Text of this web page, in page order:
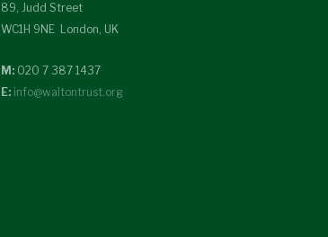
89, Judd Street
WC1H 9NE London, UK
M:020 7 387 1437
E: info@waltontrust.org